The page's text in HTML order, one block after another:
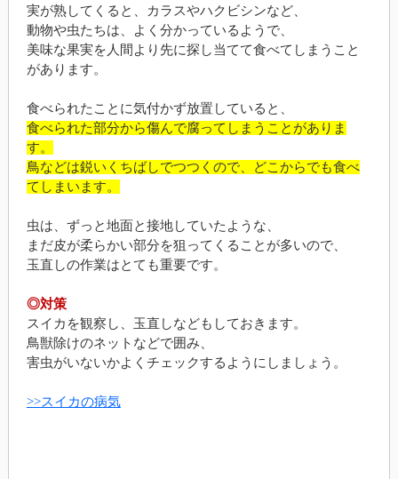
実が熟してくると、カラスやハクビシンなど、
動物や虫たちは、よく分かっているようで、
美味な果実を人間より先に探し当てて食べてしまうこと
があります。
食べられたことに気付かず放置していると、
食べられた部分から傷んで腐ってしまうことがありま
す。
鳥などは鋭いくちばしでつつくので、どこからでも食べ
てしまいます。
虫は、ずっと地面と接地していたような、
まだ皮が柔らかい部分を狙ってくることが多いので、
玉直しの作業はとても重要です。
◎対策
スイカを観察し、玉直しなどもしておきます。
鳥獣除けのネットなどで囲み、
害虫がいないかよくチェックするようにしましょう。
>>スイカの病気